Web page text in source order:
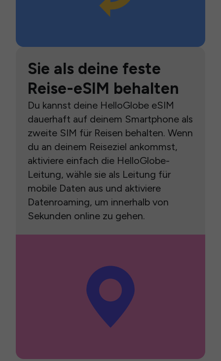
Sie als deine feste
Reise-eSIM behalten
Du kannst deine HelloGlobe eSIM
dauerhaft auf deinem Smartphone als
zweite SIM für Reisen behalten. Wenn
du an deinem Reiseziel ankommst,
aktiviere einfach die HelloGlobe-
Leitung, wähle sie als Leitung für
mobile Daten aus und aktiviere
Datenroaming, um innerhalb von
Sekunden online zu gehen.